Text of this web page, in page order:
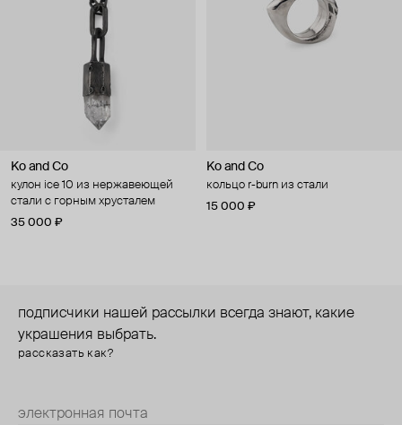
Ko and Co
кулон ice 10 из нержавеющей
стали с горным хрусталем
35 000 ₽
Ko and Co
кольцо r-burn из стали
15 000 ₽
подписчики нашей рассылки всегда знают, какие
украшения выбрать.
рассказать как?